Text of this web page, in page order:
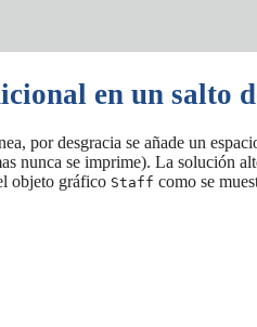
en un salto
por desgracia se añade un
nunca se imprime). La solución
objeto gráfico Staff como se